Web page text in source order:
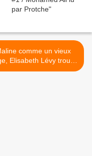
comme un vieux
Elisabeth Lévy trouve
casher sur